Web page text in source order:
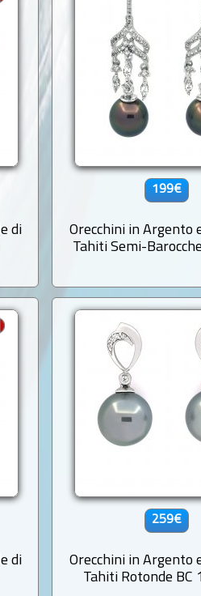
di
199€
Orecchini in Argento
Tahiti Semi-
di
259€
Orecchini in Argento
Tahiti Rotonde BC